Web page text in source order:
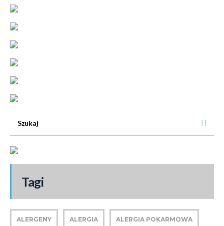
Tagi
ALERGENY ALERGIA ALERGIA POKARMOWA